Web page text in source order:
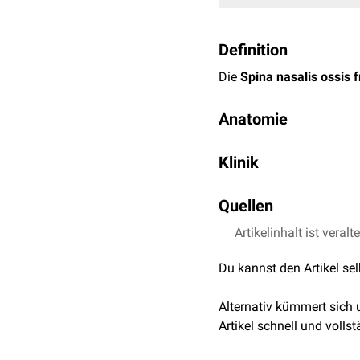
Definition
Die Spina nasalis ossis
Anatomie
schräg nach
Bei stark ausgeprägten
Klinik
Quellen
Platzer,
Artikelinhalt ist
Du kannst den Artikel
Alternativ kümmert sich
Artikel schnell und